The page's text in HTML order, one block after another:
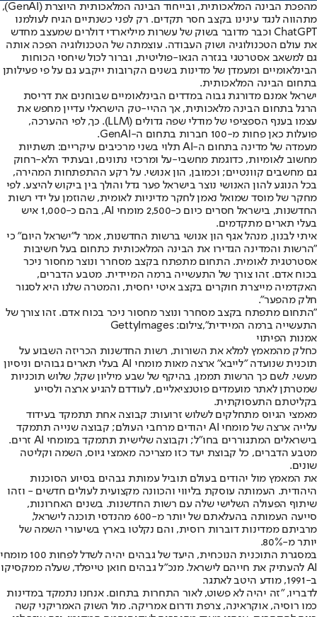
מהפכת הבינה המלאכותית
, ובייחוד הבינה המלאכותית היוצרת (GenAI),
מתהווה לנגד עינינו בקצב חסר תקדים. רק לפני כשנתיים הגיח לעולמנו
ChatGPT וכבר מדובר בשוק של עשרות מיליארדי דולרים שמעצב מחדש
את עולם הטכנולוגיה ושוק העבודה. עוצמתה של הטכנולוגיה הפכה אותה
גם למשאב אסטרטגי בגזרה הגאו-פוליטית, וברור לכול שיחסי הכוחות
הבינלאומיים ומעמדן של מדינות בשנים הקרובות ייקבע גם על פי פעילותן
בתחום הבינה המלאכותית.
ישראל אמנם מדורגת גבוה במדדים הבינלאומיים שבוחנים את דריסת
הרגל בתחום הבינה מלאכותית, אך ההיי-טק הישראלי עדיין מחפש את
עצמו בענף הספציפי של מודלי שפה גדולים (LLM). כך, לפי ההערכה,
פועלות כאן פחות מ-100 חברות בתחום ה-GenAI.
מעמדה של מדינה בתחום ה-AI תלוי בשני מרכיבים עיקריים: תשתיות
מחשוב לאומיות, כדוגמת מחשבי-על ומרכזי נתונים, ובעתיד הלא-רחוק
גם מחשבים קוונטיים; וכמובן, הון אנושי. על רקע ההתפתחות המהירה,
בכל הנוגע להון האנושי נוצר בישראל פער גדל והולך בין ביקוש להיצע. לפי
מחקר של מוסד שמואל נאמן לחקר מדיניות לאומית, שהוזמן על ידי רשות
החדשנות, בישראל חסרים כיום כ-2,500 מומחי AI, בהם כ-1,000 איש
בעלי תארים מתקדמים.
איתי לבנון, מנהל אגף הון אנושי ברשות החדשנות, אמר ל"ישראל היום" כי
"הרשות והמדינה הגדירו את הבינה המלאכותית כתחום בעל חשיבות
אסטרטגית לאומית. התחום מתפתח בקצב מסחרר ונוצר מחסור ניכר
בכוח אדם. זהו צורך של התעשייה ברמה המיידית. מטבע הדברים,
האקדמיה מייצרת חוקרים בקצב איטי יחסית, והמטרה שלנו היא לסגור
חלק מהפער".
"התחום מתפתח בקצב מסחרר ונוצר מחסור ניכר בכוח אדם. זהו צורך של
התעשייה ברמה המיידית",צילום: GettyImages
אמנות הפיתוי
כחלק מהמאמץ למלא את השורות, רשות החדשנות הכריזה השבוע על
תוכנית שנועדה "לייבא" ארצה מאות מומחי AI בעלי תארים גבוהים וניסיון
מעשי. לשם כך הרשות תממן, בהיקף של שבע מיליון שקל, שלוש תוכניות
שמטרתן לאתר מועמדים פוטנציאליים, לעודדם להגיע ארצה ולסייע
בקליטתם התעסוקתית.
מאמצי הגיוס מתחלקים לשלוש זרועות: קבוצה אחת תתמקד בעידוד
עלייה ארצה של מומחי AI יהודים מרחבי העולם; קבוצה שנייה תתמקד
בישראלים המתגוררים בחו"ל; וקבוצה שלישית תתמקד במומחי AI זרים.
מטבע הדברים, כל קבוצת יעד כזו מצריכה מאמצי גיוס, השמה וקליטה
שונים.
את המאמץ מול יהודים בעולם תוביל עמותת גבהים בסיוע הסוכנות
היהודית. העמותה עוסקת בליווי והכוונה מקצועית לעולים חדשים - וזהו
שיתוף הפעולה השלישי שלה עם רשות החדשנות. בשנים האחרונות,
סייעה העמותה בהעלאתם של יותר מ-600 מהנדסי תוכנה לישראל,
מרביתם ממדינות דוברות רוסית, והם נקלטו בארץ בשיעורי השמה של
יותר מ-80%.
במסגרת התוכנית הנוכחית, היעד של גבהים יהיה לשדל לפחות 100 מומחי
AI להעתיק את חייהם לישראל. מנכ"ל גבהים חואן טייפלד, שעלה ממקסיקו
ב-1991, מודע היטב לאתגר.
לדבריו, "זה יהיה לא פשוט, לאור התחרות בתחום. אנחנו נתמקד במדינות
כמו רוסיה, אוקראינה, צרפת ודרום אמריקה. מול השוק האמריקני קשה